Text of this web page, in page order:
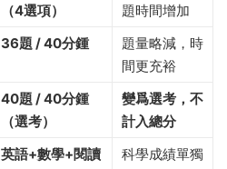
（4選項）
題時間增加
36題 / 40分鍾
題量略減，時
間更充裕
40題 / 40分鍾
（選考）
變爲選考，不
計入總分
英語+數學+閱讀
科學成績單獨